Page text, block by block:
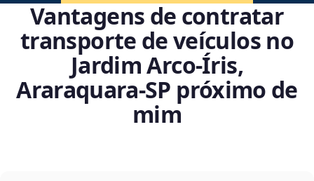
Vantagens de contratar
transporte de veículos no
Jardim Arco‑Íris,
Araraquara‑SP próximo de
mim